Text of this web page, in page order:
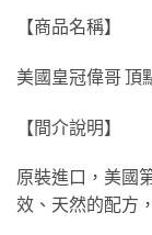
【商品名稱】
美國皇冠偉哥 頂
【間介說明】
原裝進口，美國
效、天然的配方